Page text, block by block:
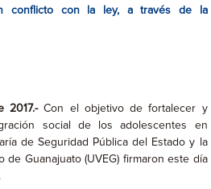
conflicto con la ley, a través de la
2017.-Con el objetivo de fortalecer y
social de los adolescentes en
de Seguridad Pública del Estado y la
de Guanajuato (UVEG) firmaron este día